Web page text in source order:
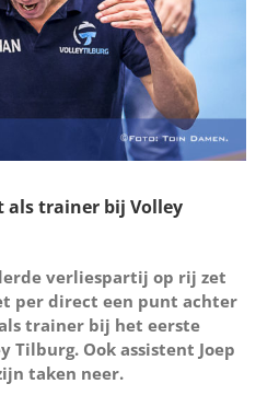
als trainer bij Volley
verliespartij op rij zet
per direct een punt achter
trainer bij het eerste
Tilburg. Ook assistent Joep
taken neer.